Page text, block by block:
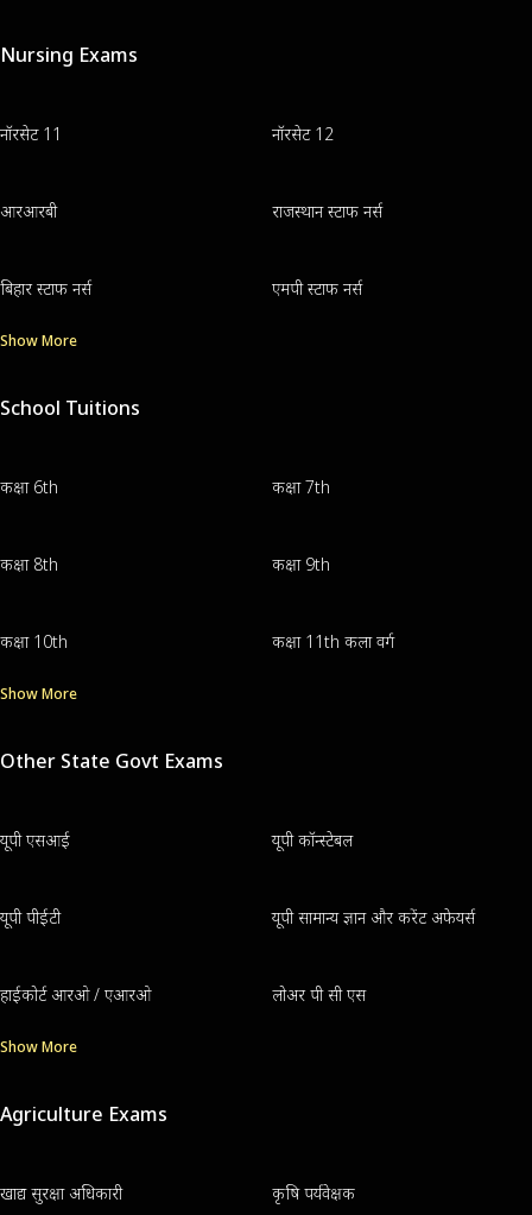
Nursing Exams
नॉरसेट 11 नॉरसेट 12
आरआरबी राजस्थान स्टाफ नर्स
बिहार स्टाफ नर्स एमपी स्टाफ नर्स
Show More
School Tuitions
कक्षा 6th कक्षा 7th
कक्षा 8th कक्षा 9th
कक्षा 10th कक्षा 11th कला वर्ग
Show More
Other State Govt Exams
यूपी एसआई यूपी कॉन्स्टेबल
यूपी पीईटी यूपी सामान्य ज्ञान और करेंट अफेयर्स
हाईकोर्ट आरओ / एआरओ लोअर पी सी एस
Show More
Agriculture Exams
खाद्य सुरक्षा अधिकारी कृषि पर्यवेक्षक